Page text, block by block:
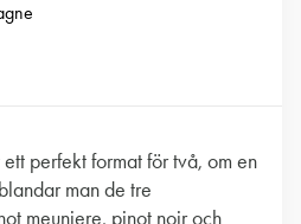
perfekt format för två, om en
man de tre
meuniere, pinot noir och